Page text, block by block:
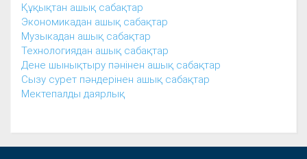
Құқықтан ашық сабақтар
Экономикадан ашық сабақтар
Музыкадан ашық сабақтар
Технологиядан ашық сабақтар
Дене шынықтыру пәнінен ашық сабақтар
Сызу сурет пәндерінен ашық сабақтар
Мектепалды даярлық